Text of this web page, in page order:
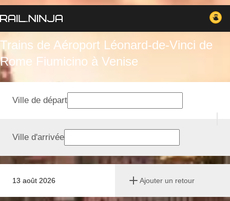
Trains de Aéroport Léonard-de-Vinci de
Rome Fiumicino à Venise
13 août 2026 Ajouter un retour
Ville de départ
Ville d'arrivée